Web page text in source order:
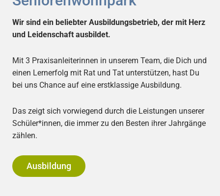
Wir sind ein beliebter Ausbildungsbetrieb, der mit Herz
und Leidenschaft ausbildet.
Mit 3 Praxisanleiterinnen in unserem Team, die Dich und
einen Lernerfolg mit Rat und Tat unterstützen, hast Du
bei uns Chance auf eine erstklassige Ausbildung.
Das zeigt sich vorwiegend durch die Leistungen unserer
Schüler*innen, die immer zu den Besten ihrer Jahrgänge
zählen.
Ausbildung